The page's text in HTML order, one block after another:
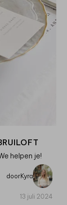
helpen je!
doorKyra
13 juli 2024